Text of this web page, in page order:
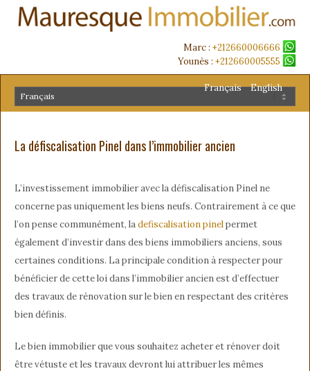
Marc : +212660006666
Younès : +212660005555
Français English
La défiscalisation Pinel dans l’immobilier ancien
L’investissement immobilier avec la défiscalisation Pinel ne
concerne pas uniquement les biens neufs. Contrairement à ce que
l’on pense communément, ladefiscalisation pinelpermet
également d’investir dans des biens immobiliers anciens, sous
certaines conditions. La principale condition à respecter pour
bénéficier de cette loi dans l’immobilier ancien est d’effectuer
des travaux de rénovation sur le bien en respectant des critères
bien définis.
Le bien immobilier que vous souhaitez acheter et rénover doit
être vétuste et les travaux devront lui attribuer les mêmes